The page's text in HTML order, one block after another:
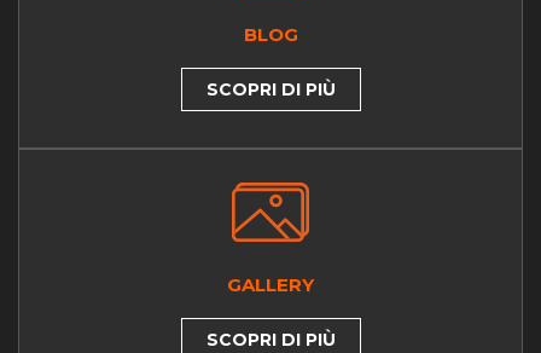
BLOG
SCOPRI DI PIÙ
GALLERY
SCOPRI DI PIÙ